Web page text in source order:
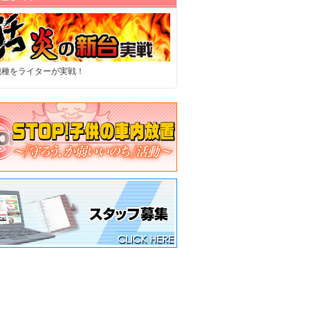
をライターが実戦！